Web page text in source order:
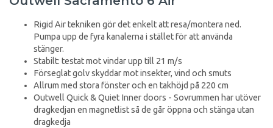
Rigid Air tekniken gör det enkelt att resa/montera ned.
Pumpa upp de fyra kanalerna i stället för att använda
stänger.
Stabilt: testat mot vindar upp till 21 m/s
Förseglat golv skyddar mot insekter, vind och smuts
Allrum med stora fönster och en takhöjd på 220 cm
Outwell Quick & Quiet Inner doors - Sovrummen har utöver
dragkedjan en magnetlist så de går öppna och stänga utan
dragkedja